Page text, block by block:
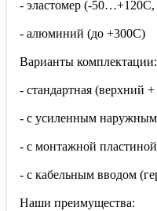
- эластомер (-
- алюминий (до +300С)
Варианты комплектации:
- стандартная (верхний
- с усиленным
- с монтажной
- с кабельным вводом
Наши преимущества: